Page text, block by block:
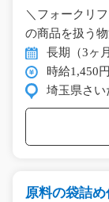
＼フォークリ
の商品を扱う
長期（3ヶ
時給1,450円
埼玉県さい
原料の袋詰め